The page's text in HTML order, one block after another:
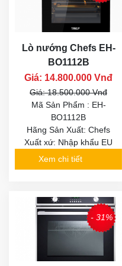
Lò nướng Chefs EH-
BO1112B
Giá: 14.800.000 Vnđ
Giá: 18.500.000 Vnđ
Mã Sản Phẩm : EH-
BO1112B
Hãng Sản Xuất: Chefs
Xuất xứ: Nhập khẩu EU
Xem chi tiết
- 31%